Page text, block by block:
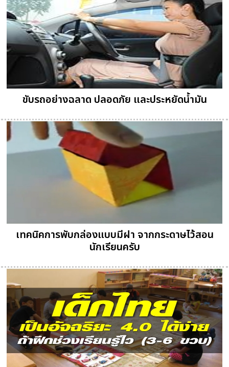
ขับรถอย่างฉลาด ปลอดภัย และประหยัดน้ำมัน
เทคนิคการพับกล่องแบบมีฝา จากกระดาษไว้สอน
นักเรียนครับ